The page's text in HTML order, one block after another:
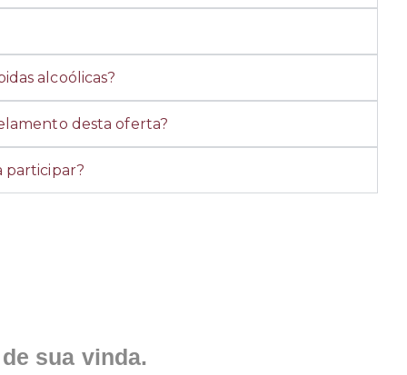
alcoólicas?
desta oferta?
participar?
sua vinda.